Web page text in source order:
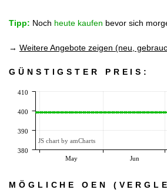
Tipp: Noch heute kaufen bevor sich
→ Weitere Angebote zeigen (neu,
GÜNSTIGSTER PREIS:
May Jun
380
390
400
410
JS chart by amCharts
MÖGLICHE OEN